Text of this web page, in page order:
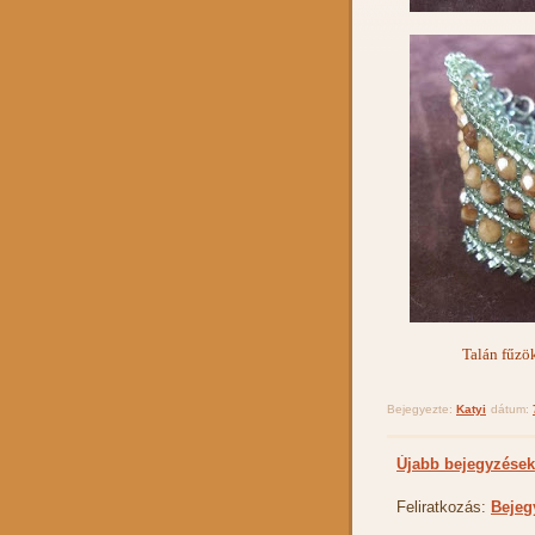
Talán
Bejegyezte: Katyi dátum:
Újabb bejegyzések
Feliratkozás: